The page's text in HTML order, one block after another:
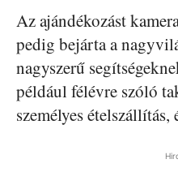
Az ajándékozást
pedig bejárta a
nagyszerű
például félévre szóló
személyes